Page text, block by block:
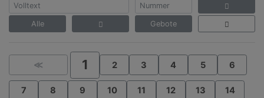
Alle Gebote
≪ 1 2 3 4 5 6
7 8 9 10 11 12 13 14